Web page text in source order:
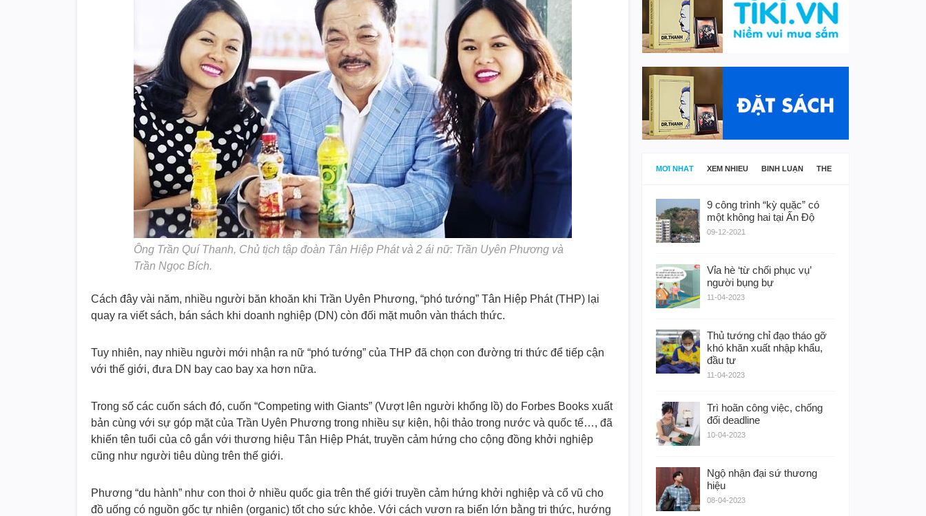
Ông Trần Quí Thanh, Chủ tịch tập đoàn Tân Hiệp Phát và 2 ái nữ: Trần Uyên Phương và
Trần Ngọc Bích.
Cách đây vài năm, nhiều người băn khoăn khi Trần Uyên Phương, “phó tướng” Tân Hiệp Phát (THP) lại
quay ra viết sách, bán sách khi doanh nghiệp (DN) còn đối mặt muôn vàn thách thức.
Tuy nhiên, nay nhiều người mới nhận ra nữ “phó tướng” của THP đã chọn con đường tri thức để tiếp cận
với thế giới, đưa DN bay cao bay xa hơn nữa.
Trong số các cuốn sách đó, cuốn “Competing with Giants” (Vượt lên người khổng lồ) do Forbes Books xuất
bản cùng với sự góp mặt của Trần Uyên Phương trong nhiều sự kiện, hội thảo trong nước và quốc tế…, đã
khiến tên tuổi của cô gắn với thương hiệu Tân Hiệp Phát, truyền cảm hứng cho cộng đồng khởi nghiệp
cũng như người tiêu dùng trên thế giới.
Phương “du hành” như con thoi ở nhiều quốc gia trên thế giới truyền cảm hứng khởi nghiệp và cổ vũ cho
đồ uống có nguồn gốc tự nhiên (organic) tốt cho sức khỏe. Với cách vươn ra biển lớn bằng tri thức, hướng
MỚI NHẤT XEM NHIỀU BÌNH LUẬN THẺ
9 công trình “kỳ quặc” có
một không hai tại Ấn Độ
09-12-2021
Vỉa hè ‘từ chối phục vụ’
người bụng bự
11-04-2023
Thủ tướng chỉ đạo tháo gỡ
khó khăn xuất nhập khẩu,
đầu tư
11-04-2023
Trì hoãn công việc, chống
đối deadline
10-04-2023
Ngộ nhận đại sứ thương
hiệu
08-04-2023